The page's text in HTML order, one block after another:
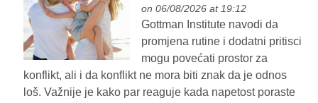
on 06/08/2026 at 19:12
Gottman Institute navodi da
promjena rutine i dodatni pritisci
mogu povećati prostor za
konflikt, ali i da konflikt ne mora biti znak da je odnos
loš. Važnije je kako par reaguje kada napetost poraste